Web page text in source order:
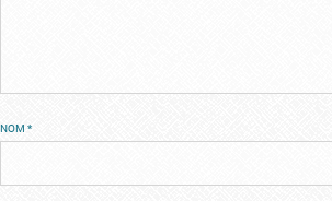
NOM *